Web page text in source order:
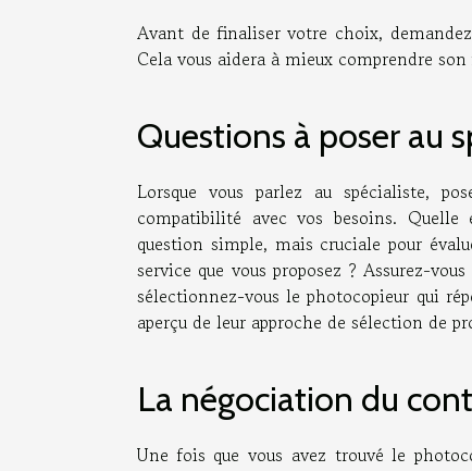
Avant de finaliser votre choix,
Cela vous aidera à mieux comprendre
Questions à poser au
Lorsque vous parlez au spécialiste,
compatibilité avec vos besoins.
question simple, mais cruciale pour
service que vous proposez ? Assurez-
sélectionnez-vous le photocopieur qui
aperçu de leur approche de sélection de
La négociation du
Une fois que vous avez trouvé le